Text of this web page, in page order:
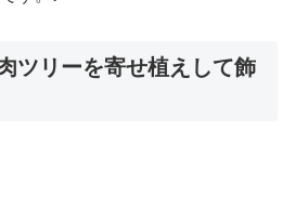
ツリーを寄せ植えして飾